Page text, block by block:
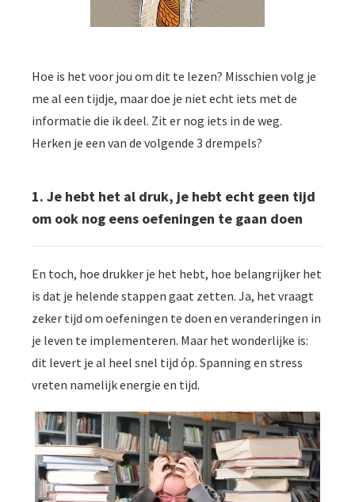
Hoe is het voor jou om dit te lezen? Misschien volg je
me al een tijdje, maar doe je niet echt iets met de
informatie die ik deel. Zit er nog iets in de weg.
Herken je een van de volgende 3 drempels?
1. Je hebt het al druk, je hebt echt geen tijd
om ook nog eens oefeningen te gaan doen
En toch, hoe drukker je het hebt, hoe belangrijker het
is dat je helende stappen gaat zetten. Ja, het vraagt
zeker tijd om oefeningen te doen en veranderingen in
je leven te implementeren. Maar het wonderlijke is:
dit levert je al heel snel tijd óp. Spanning en stress
vreten namelijk energie en tijd.